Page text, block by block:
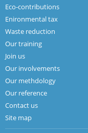
Eco-contributions
Enironmental tax
Waste reduction
Our training
Join us
Our involvements
Our methdology
Our reference
Contact us
Site map